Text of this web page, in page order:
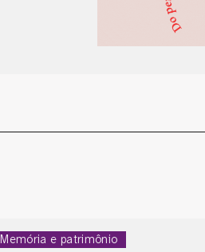
Memória e patrimônio